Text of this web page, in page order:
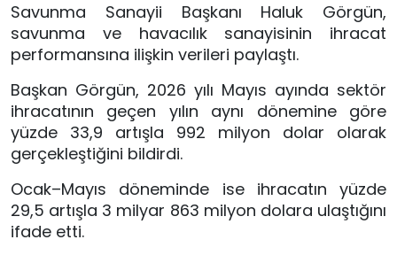
Savunma Sanayii Başkanı Haluk Görgün,
savunma ve havacılık sanayisinin ihracat
performansına ilişkin verileri paylaştı.
Başkan Görgün, 2026 yılı Mayıs ayında sektör
ihracatının geçen yılın aynı dönemine göre
yüzde 33,9 artışla 992 milyon dolar olarak
gerçekleştiğini bildirdi.
Ocak–Mayıs döneminde ise ihracatın yüzde
29,5 artışla 3 milyar 863 milyon dolara ulaştığını
ifade etti.